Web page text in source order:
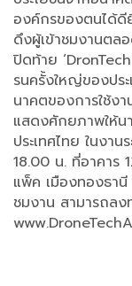
องค์กรของตนได้ดี
ดึงผู้เข้าชมงานต
ปิดท้าย
รนครั้งใหญ่ของปร
นาคตของการใช้งา
แสดงศักยภาพให้น
ประเทศไทย ในงา
18.00 น. ที่อาคาร
แพ็ค เมืองทองธานี
ชมงาน สามารถลง